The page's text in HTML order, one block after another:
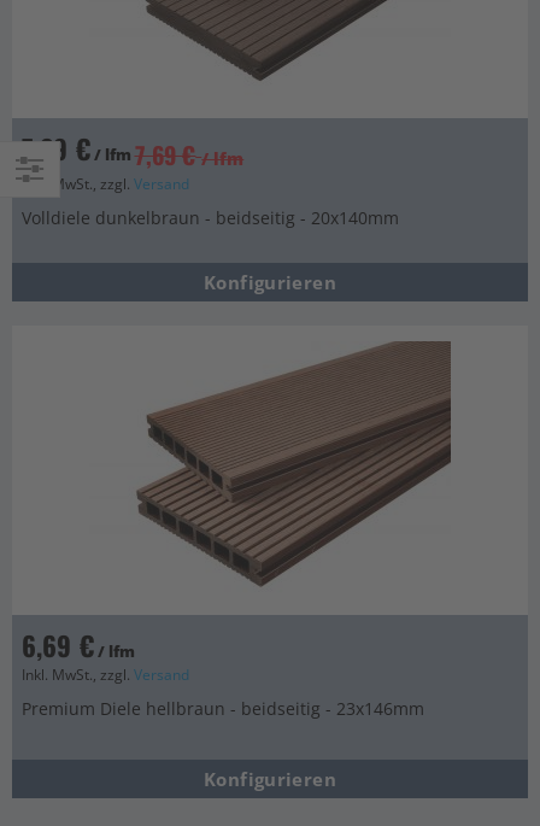
7,29 €/ lfm 7,69 € / lfm
Inkl. MwSt., zzgl. Versand
Volldiele dunkelbraun - beidseitig - 20x140mm
Konfigurieren
6,69 €/ lfm
Inkl. MwSt., zzgl. Versand
Premium Diele hellbraun - beidseitig - 23x146mm
Konfigurieren
Einkaufsoptionen